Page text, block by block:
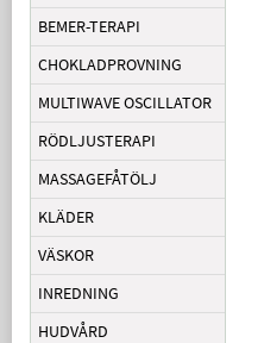
BEMER-TERAPI
CHOKLADPROVNING
MULTIWAVE OSCILLATOR
RÖDLJUSTERAPI
MASSAGEFÅTÖLJ
KLÄDER
VÄSKOR
INREDNING
HUDVÅRD